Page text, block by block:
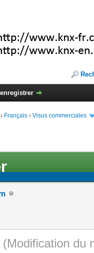
› Français › Visus commerciales
(Modification du